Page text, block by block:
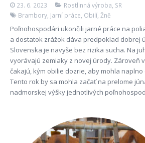
23. 6. 2023 Rostlinná výroba SR
Brambory Jarní práce Obilí Žně
Poľnohospodári ukončili jarné práce na
a dostatok zrážok dáva predpoklad dobrej
Slovenska je navyše bez rizika sucha. Na
vyorávajú zemiaky z novej úrody. Zároveň
čakajú, kým obilie dozrie, aby mohla
Tento rok by sa mohla začať na prelome
nadmorskej výšky jednotlivých